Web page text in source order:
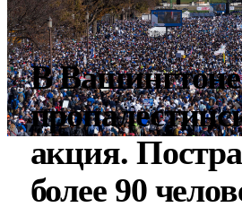
В
акция.
более 90